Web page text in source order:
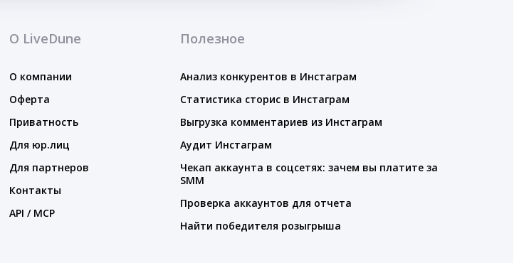
О LiveDune
О компании
Оферта
Приватность
Для юр.лиц
Для партнеров
Контакты
API / MCP
Полезное
Анализ конкурентов в Инстаграм
Статистика сторис в Инстаграм
Выгрузка комментариев из Инстаграм
Аудит Инстаграм
Чекап аккаунта в соцсетях: зачем вы платите за
SMM
Проверка аккаунтов для отчета
Найти победителя розыгрыша